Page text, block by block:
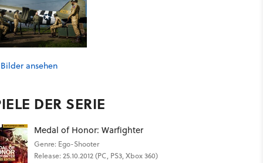
ansehen
DER SERIE
Medal of Honor: Warfighter
Genre: Ego-Shooter
Release: 25.10.2012 (PC, PS3, Xbox 360)